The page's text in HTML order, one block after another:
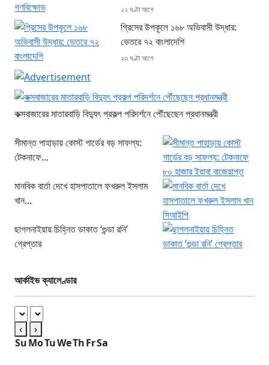
২২ ঘণ্টা আগে
গ্রিসের উপকূলে ১৬৮ অভিবাসী উদ্ধার:
ভেতরে ৭২ বাংলাদেশি
২৩ ঘণ্টা আগে
কক্সবাজারের মাতারবাড়ি বিদ্যুৎ প্রকল্প পরিদর্শনে পৌঁছেছেন প্রধানমন্ত্রী
সীমান্ত পাহাড়ায় কোস্ট গার্ডের বড় সাফল্য:
টেকনাফে...
মানবিক বার্তা দেখে হাসপাতালে ফখরুল ইসলাম
খান...
ছাগলনাইয়ায় চিহ্নিত ডাকাত ‘গুন্ডা রনি’
গ্রেপ্তার
আর্কাইভ ক্যালেণ্ডার
‹
›
SuMoTuWeThFrSa